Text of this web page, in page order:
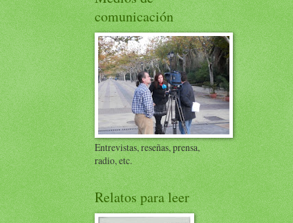
comunicación
Entrevistas, reseñas, prensa,
radio, etc.
Relatos para leer